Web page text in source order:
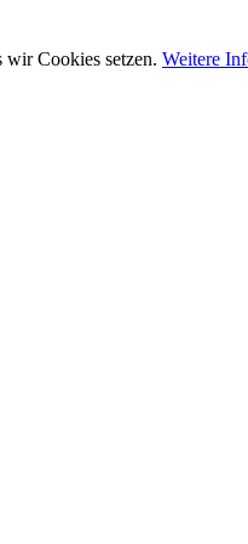
wir Cookies setzen. Weitere